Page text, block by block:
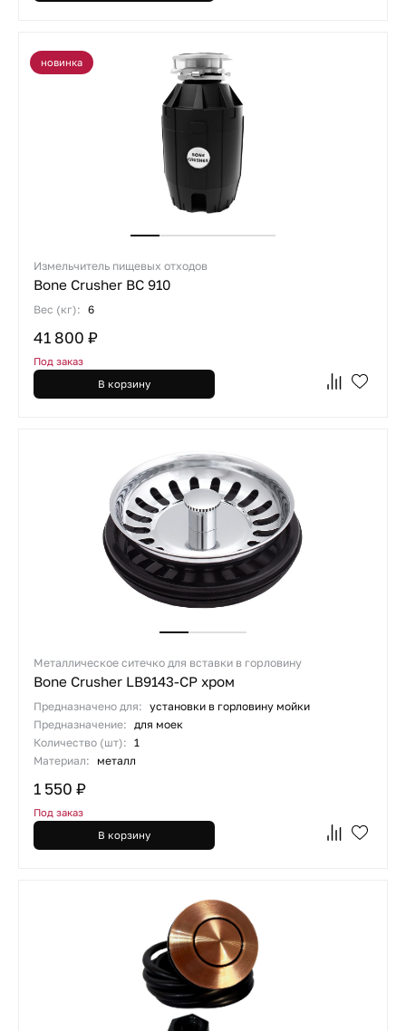
новинка
Измельчитель пищевых отходов
Bone Crusher BC 910
Вес (кг): 6
41 800 ₽
Под заказ
В корзину
Металлическое ситечко для вставки в горловину
Bone Crusher LB9143-CP хром
Предназначено для: установки в горловину мойки
Предназначение: для моек
Количество (шт): 1
Материал:
металл
1 550 ₽
Под заказ
В корзину